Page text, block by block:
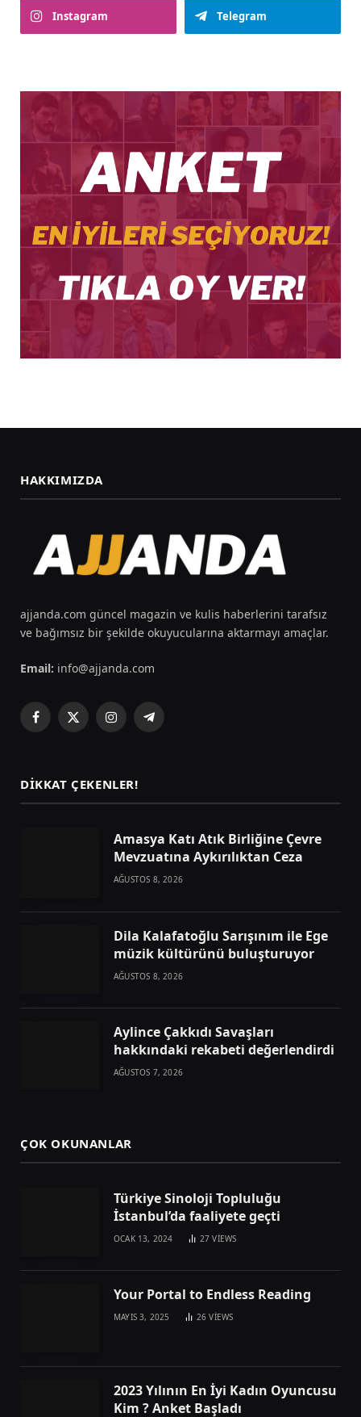
Instagram Telegram
HAKKIMIZDA
ajjanda.com güncel magazin ve kulis haberlerini tarafsız
ve bağımsız bir şekilde okuyucularına aktarmayı amaçlar.
Email: info@ajjanda.com
Facebook
X
InstagramTelegram
DIKKAT ÇEKENLER!
Amasya Katı Atık Birliğine Çevre
Mevzuatına Aykırılıktan Ceza
AĞUSTOS 8, 2026
Dila Kalafatoğlu Sarışınım ile Ege
müzik kültürünü buluşturuyor
AĞUSTOS 8, 2026
Aylince Çakkıdı Savaşları
hakkındaki rekabeti değerlendirdi
AĞUSTOS 7, 2026
ÇOK OKUNANLAR
Türkiye Sinoloji Topluluğu
İstanbul’da faaliyete geçti
OCAK 13, 2024 27VIEWS
Your Portal to Endless Reading
MAYIS 3, 2025 26VIEWS
2023 Yılının En İyi Kadın Oyuncusu
Kim ? Anket Başladı